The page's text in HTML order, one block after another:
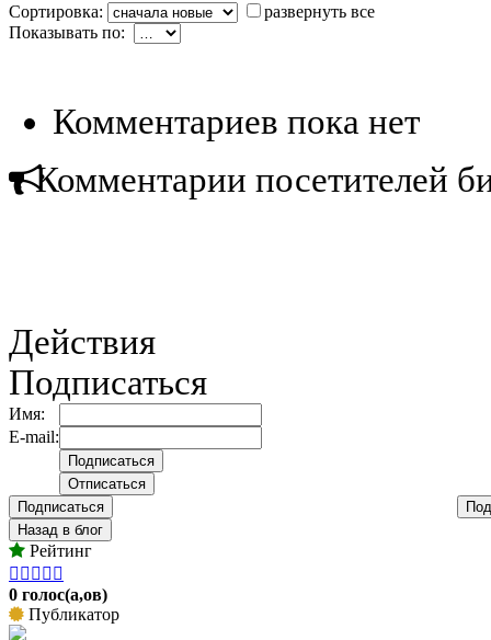
Сортировка:
развернуть все
Показывать по:
Комментариев пока нет
Комментарии посетителей
Действия
Подписаться
Имя:
E-mail:
Подписаться
Назад в блог
Рейтинг
    
0 голос(а,ов)
Публикатор